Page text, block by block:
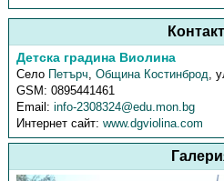
Детска градина Виолина
Село Петърч,Община Костинброд,
GSM:0895441461
Email:info-2308324@edu.mon.bg
Интернет сайт:www.dgviolina.com